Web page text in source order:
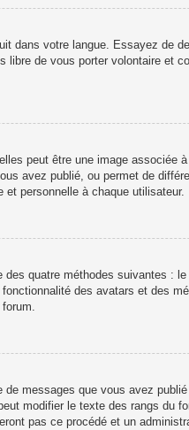
dans votre langue. Essayez de
de vous porter volontaire et
peut être une image associée
avez publié, ou permet de
et personnelle à chaque utilisateur.
quatre méthodes suivantes :
des avatars et des
messages que vous avez
modifier le texte des rangs du
pas ce procédé et un